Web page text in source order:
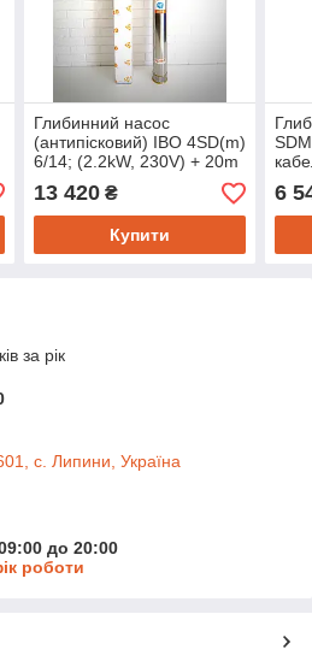
Глибинний насос
(антипісковий) IBO 4SD(m)
6/14; (2.2kW, 230V) + 20m
кабель
13 420₴
Купити
6
за рік
с. Липини, Україна
до 20:00
роботи